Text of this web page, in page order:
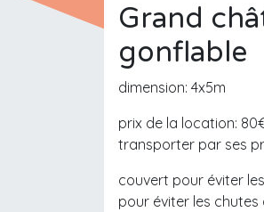
Grand
gonflable
dimension: 4x5m
prix de la location:
transporter par ses
couvert pour éviter
pour éviter les chutes